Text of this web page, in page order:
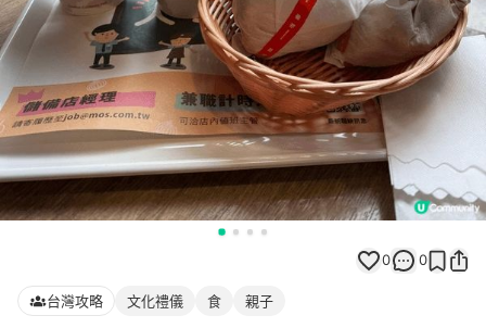
0 0
台灣攻略 文化禮儀 食 親子